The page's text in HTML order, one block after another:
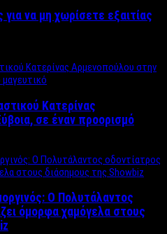
να μη χωρίσετε εξαιτίας
Κατερίνας
σε έναν προορισμό
O Πολυτάλαντος
όμορφα χαμόγελα στους